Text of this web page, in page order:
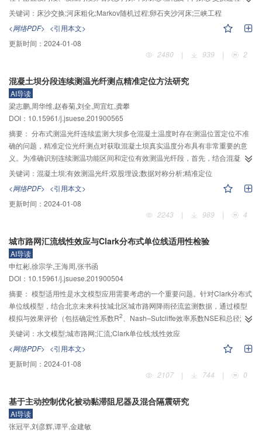
基于Markov三态转移概率矩阵，引入非均匀沙隐暴系数，得到卵石夹沙河床上
床沙级配、推移质级配及悬沙级配的概率计算模型（沙量平衡方程），能够同
时考虑前期水沙条件、床沙起悬及冲淤过程对床沙交换过程的影响。结果表
明：2003—2017年，枝城站床沙发生明显粗化，泥沙颗粒级配分布曲线左移，
2003年床沙粒径范围为0.002～41.000 mm，2017年变为0.031～86.000
动，但波动幅度较小；并以汛初、汛末为时间节点，将枝城站年内月均床沙变
化过程分为3类。通过枝城站2003—2009年实测资料验证，本文建立的概率模
型计算结果与实测资料符合较好，能够应用于三峡工程下游宜枝河段及枝江河
段卵石夹沙河床年际床沙粗化及年内床沙交换过程的预报，为今后非均匀沙运
动及非平衡输沙机理的研究提供理论基础。
关键词： 床沙交换;河床粗化;Markov随机过程;卵石夹沙河床;三峡工程
<网络PDF> <引用本文>
更新时间： 2024-01-08
2480
| 939 | 2
混凝土坝分段连续测温光纤测点精准定位方法研究
AI导读
梁志鹏,周华维,赵春菊,刘全,周宜红,龚攀
DOI：10.15961/j.jsuese.201900565
摘要： 分布式测温光纤连续监测大坝多仓混凝土温度时存在测温位置定位不准
确的问题，精准定位光纤测点对获取混凝土坝真实温度分布具有非常重要的意
义。为准确识别连续测温功能区间和定位有效测温光纤段，首先，结合混凝土
坝分布式光纤双股绑扎埋设施工工艺，分析了光纤测温数据的结构特征；其
次，建立了基于翻转、平移和曲线拟合的数据对称分析数学模型，确定了新浇
仓双股光纤原始监测数据的对称中心；最后，结合浇筑仓埋设光纤关键测点米
标记录值、每段有效测温光纤的实际埋设长度、混凝土平均浇筑温度、收仓后
24 h内光纤测温原始数据及现场实测气温数据，确定了新浇仓有效测温光纤测
新浇仓有效测温光纤段每个测点空间位置的精准定位。白鹤滩工程应用结果表
明，利用该方法可准确确定新浇仓有效测温光纤测点空间位置，并利用点温度
计与同位置光纤测点监测温度数据对比验证，结果表明21 d 龄期内两者绝对差
值基本在0.8 ℃以内，同一位置处光纤测与点温度计测温值吻合较好，验证了本
文提出的精准定位结果精度和可靠性高。目前已成功完成白鹤滩大坝5个典型坝
段共计161仓光纤测点的精准定位，为获取精确可靠的混凝土坝光纤测温原始数
据提供了技术保障。
关键词： 混凝土坝;有效测温光纤;双股埋设;数据对称分析;精准定位
<网络PDF> <引用本文>
更新时间： 2024-01-08
2243
| 989 | 4
城市路网汇流线性效应与Clark分布式单位线适用性检验
AI导读
申红彬,徐宗学,王海周,张书函
DOI：10.15961/j.jsuese.201900504
摘要： 模型适用性是水文模型应用需要考虑的一个重要问题。针对Clark分布式
单位线模型，结合北京未来科技城北区城市路网降雨径流监测数据，通过模型
模拟与效果评价（包括确定性系数R2
、Nash–Sutcliffe效率系数NSE和总径流
量相对误差RE），综合检验路网汇流的线性效应与Clark分布式单位线法的适用
性。结果表明：径流流量模拟值与实测值变化趋势基本符合，确定性系数R
值
在0.40～0.89之间，平均值为0.73；Nash–Sutcliffe效率系数NSE值在–0.77～
0.87之间，平均值为0.26；总径流量相对误差RE值在–0.77～0.36之间，平均
值为–0.18；总体模拟效果可以接受。其中，不同场次降雨径流模型评价指标变
随雨强的增大而逐步趋近于1，总径流量相对误差RE值则随雨强的增大而振荡
趋近于0，说明模型效果随雨强增大而趋于优化、适用性程度不断提高，并间接
反映出路网汇流的线性效应不断增强。
关键词： 水文模型;城市路网;汇流;Clark单位线;线性效应
<网络PDF> <引用本文>
更新时间： 2024-01-08
2107
| 744 | 0
基于主动控制优化被动黏滞阻尼器及混合隔震研究
AI导读
张冠平,刘彦辉,谭平,金建敏